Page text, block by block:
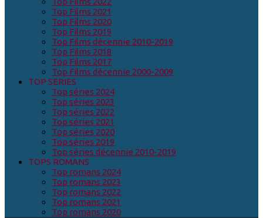
Top Films 2021
Top Films 2020
Top Films 2019
Top Films décennie 2010-2019
Top Films 2018
Top Films 2017
Top Films décennie 2000-2009
TOP SERIES
Top séries 2024
Top séries 2023
Top séries 2022
Top séries 2021
Top séries 2020
Top séries 2019
Top séries décennie 2010-2019
TOPS ROMANS
Top romans 2024
Top romans 2023
Top romans 2022
Top romans 2021
Top romans 2020